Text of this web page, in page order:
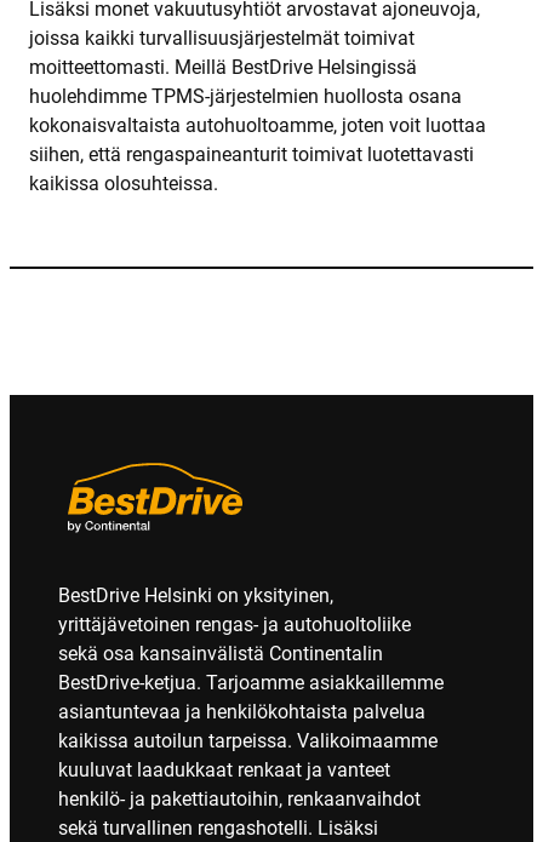
Lisäksi monet vakuutusyhtiöt arvostavat ajoneuvoja,
joissa kaikki turvallisuusjärjestelmät toimivat
moitteettomasti. Meillä BestDrive Helsingissä
huolehdimme TPMS-järjestelmien huollosta osana
kokonaisvaltaista autohuoltoamme, joten voit luottaa
siihen, että rengaspaineanturit toimivat luotettavasti
kaikissa olosuhteissa.
BestDrive Helsinki on yksityinen,
yrittäjävetoinen rengas- ja autohuoltoliike
sekä osa kansainvälistä Continentalin
BestDrive-ketjua. Tarjoamme asiakkaillemme
asiantuntevaa ja henkilökohtaista palvelua
kaikissa autoilun tarpeissa. Valikoimaamme
kuuluvat laadukkaat renkaat ja vanteet
henkilö- ja pakettiautoihin, renkaanvaihdot
sekä turvallinen rengashotelli. Lisäksi